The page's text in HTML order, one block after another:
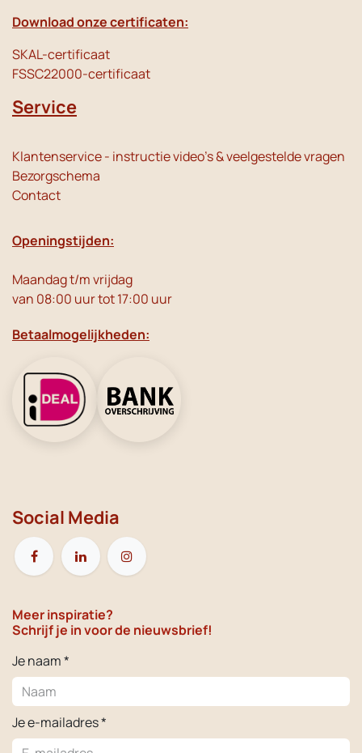
Download onze certificaten:
SKAL-certificaat
FSSC22000-certificaat
Service
Klantenservice - instructie video's & veelgestelde vragen
Bezorgschema
Contact
Openingstijden:
Maandag t/m vrijdag
van 08:00 uur tot 17:00 uur
Betaalmogelijkheden:
Social Media
Meer inspiratie?
Schrijf je in voor de nieuwsbrief!
Je naam *
Je e-mailadres *